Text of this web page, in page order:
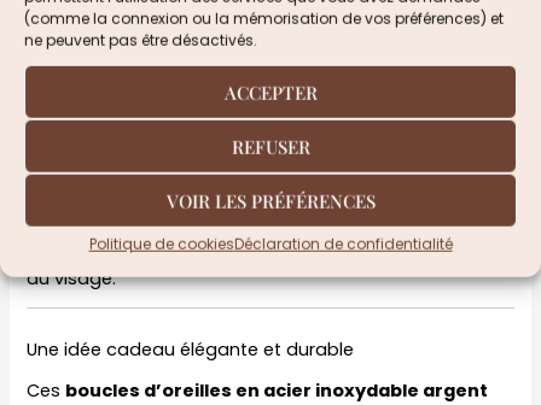
(comme la connexion ou la mémorisation de vos préférences) et
ne peuvent pas être désactivés.
ACCEPTER
REFUSER
VOIR LES PRÉFÉRENCES
Politique de cookiesDéclaration de confidentialité
Style : Minimaliste, moderne, intemporel
l’eau, ne noircissent pas
Avec une hauteur de 1,3 cm , ces boucles d’oreilles
offrent un équilibre parfait entre discrétion et
présence. Leur taille est idéale pour un port quotidien
tout en apportant une touche élégante et structurée
au visage.
Une idée cadeau élégante et durable
Ces boucles d’oreilles en acier inoxydable argent